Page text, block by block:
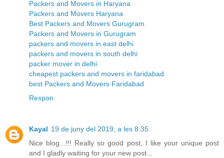
Packers and Movers in Haryana
Packers and Movers Haryana
Best Packers and Movers Gurugram
Packers and Movers in Gurugram
packers and movers in east delhi
packers and movers in south delhi
packer mover in delhi
cheapest packers and movers in faridabad
best Packers and Movers Faridabad
Respon
Kayal 19 de juny del 2019, a les 8:35
Nice blog...!!! Really so good post, I like your unique post
and I gladly waiting for your new post...